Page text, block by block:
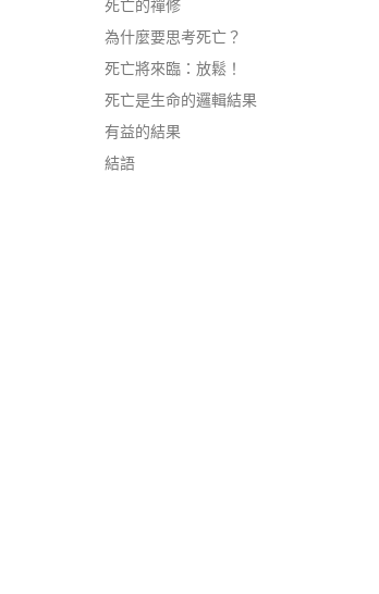
死亡的禪修
為什麼要思考死亡？
死亡將來臨：放鬆！
死亡是生命的邏輯結果
有益的結果
結語